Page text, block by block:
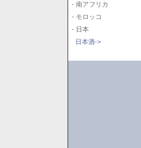
- 南アフリカ
- モロッコ
- 日本
日本酒->